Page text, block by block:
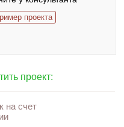
проекта
проект:
на счет